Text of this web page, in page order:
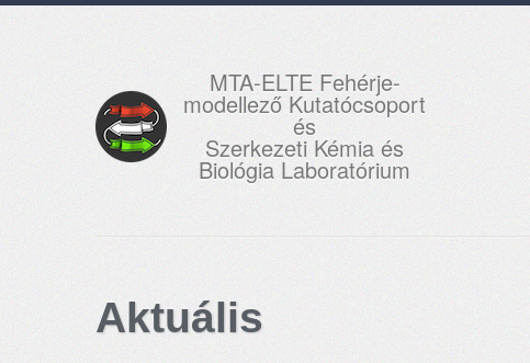
MTA-ELTE Fehérje-
modellező Kutatócsoport
és
Szerkezeti Kémia és
Biológia Laboratórium
Aktuális